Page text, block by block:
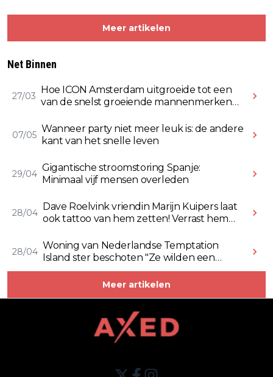
Meer artikelen
Net Binnen
27/03
Hoe ICON Amsterdam uitgroeide tot een
van de snelst groeiende mannenmerken
07/05
Wanneer party niet meer leuk is: de andere
kant van het snelle leven
29/04
Gigantische stroomstoring Spanje:
Minimaal vijf mensen overleden
28/04
Dave Roelvink vriendin Marijn Kuipers laat
ook tattoo van hem zetten! Verrast hem
28/04
Woning van Nederlandse Temptation
Island ster beschoten "Ze wilden een
Rolex stelen" (Video)
Meer artikelen